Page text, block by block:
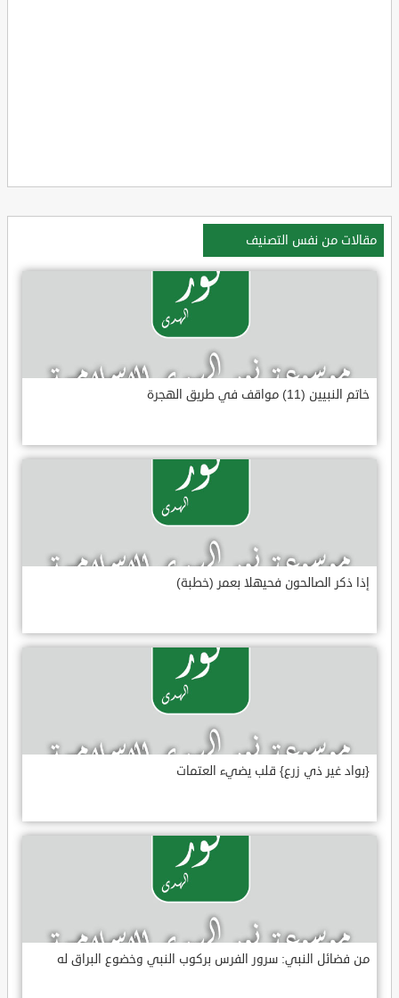
مقالات من نفس التصنيف
خاتم النبيين (11) مواقف في طريق الهجرة
إذا ذكر الصالحون فحيهلا بعمر (خطبة)
{بواد غير ذي زرع} قلب يضيء العتمات
من فضائل النبي: سرور الفرس بركوب النبي وخضوع البراق له